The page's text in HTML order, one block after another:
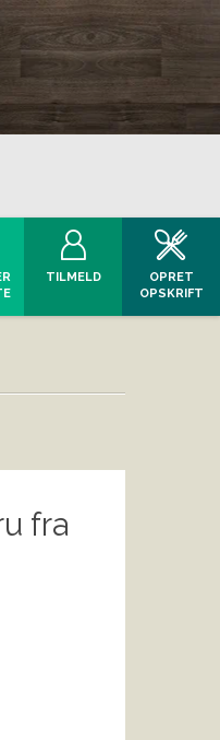
TILMELD
OPRET
OPSKRIFT
fra